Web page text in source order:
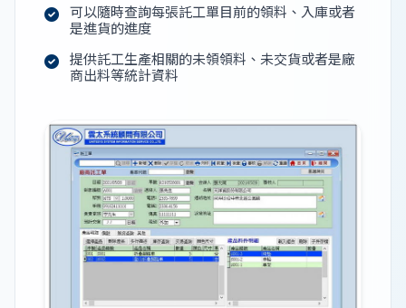
可以隨時查詢每張託工單目前的領料、入庫或者
是進貨的進度
提供託工生產相關的未領領料、未交貨或者是廠
商出料等統計資料